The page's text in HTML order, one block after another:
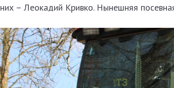
них – Леокадий Кривко. Нынешняя